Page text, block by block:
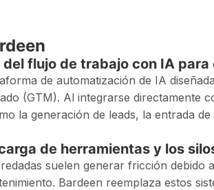
flujo de trabajo con IA para
de automatización de IA
(GTM). Al integrarse directamente
la generación de leads, la entrada
de herramientas y los
suelen generar fricción
Bardeen reemplaza estos